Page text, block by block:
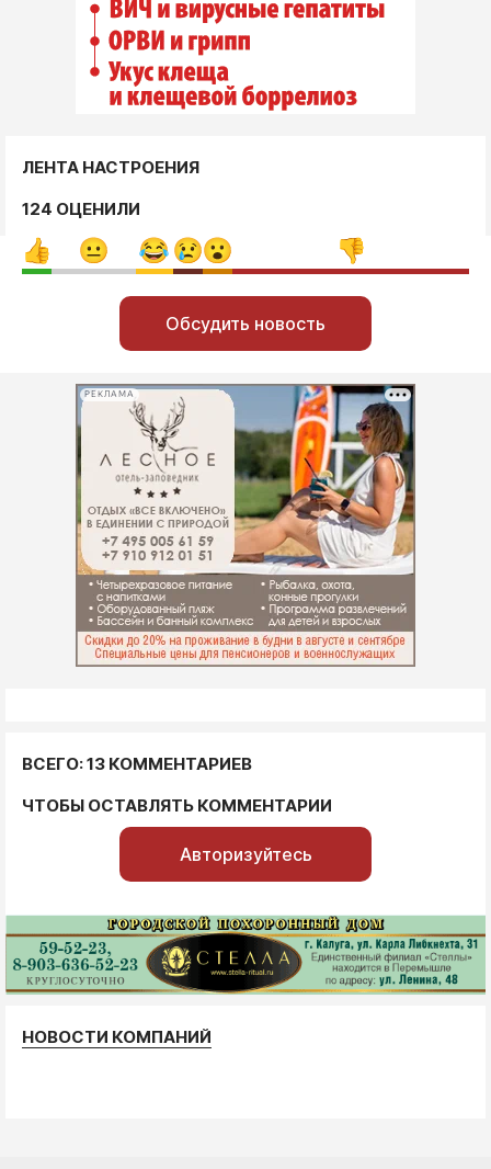
ЛЕНТА НАСТРОЕНИЯ
124 ОЦЕНИЛИ
Обсудить новость
РЕКЛАМА
ВСЕГО: 13 КОММЕНТАРИЕВ
ЧТОБЫ ОСТАВЛЯТЬ КОММЕНТАРИИ
Авторизуйтесь
НОВОСТИ КОМПАНИЙ